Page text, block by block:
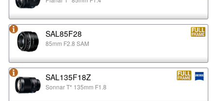
SAL85F28
85mm F2.8 SAM
SAL135F18Z
Sonnar T* 135mm F1.8